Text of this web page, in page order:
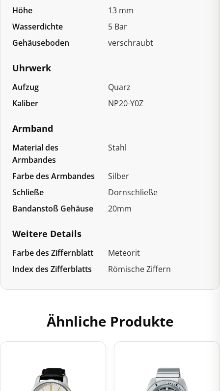
Höhe
13 mm
Wasserdichte
5 Bar
Gehäuseboden
verschraubt
Uhrwerk
Aufzug
Quarz
Kaliber
NP20-Y0Z
Armband
Material des
Armbandes
Stahl
Farbe des Armbandes
Silber
Schließe
Dornschließe
Bandanstoß Gehäuse
20mm
Weitere Details
Farbe des Ziffernblatt
Meteorit
Index des Zifferblatts
Römische Ziffern
Ähnliche Produkte